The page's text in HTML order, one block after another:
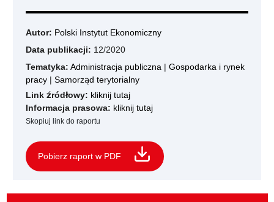
Autor: Polski Instytut Ekonomiczny
Data publikacji: 12/2020
Tematyka: Administracja publiczna | Gospodarka i rynek
pracy | Samorząd terytorialny
Link źródłowy: kliknij tutaj
Informacja prasowa: kliknij tutaj
Skopiuj link do raportu
Pobierz raport w PDF